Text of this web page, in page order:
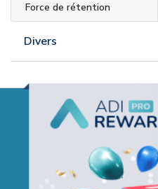
Force de rétention
Divers